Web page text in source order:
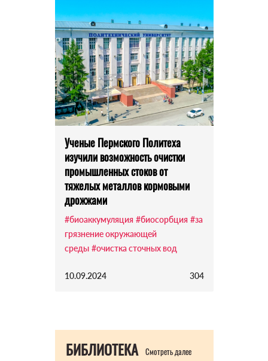
Ученые Пермского Политеха
изучили возможность очистки
промышленных стоков от
тяжелых металлов кормовыми
дрожжами
#биоаккумуляция #биосорбция #за
грязнение окружающей
среды #очистка сточных вод
10.09.2024 304
БИБЛИОТЕКА Смотреть далее